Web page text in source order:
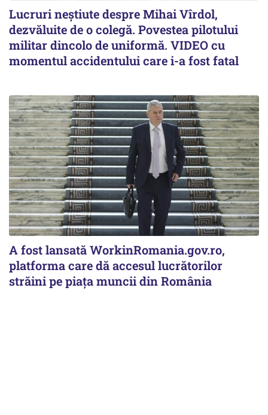
Lucruri neștiute despre Mihai Vîrdol,
dezvăluite de o colegă. Povestea pilotului
militar dincolo de uniformă. VIDEO cu
momentul accidentului care i-a fost fatal
A fost lansată WorkinRomania.gov.ro,
platforma care dă accesul lucrătorilor
străini pe piața muncii din România